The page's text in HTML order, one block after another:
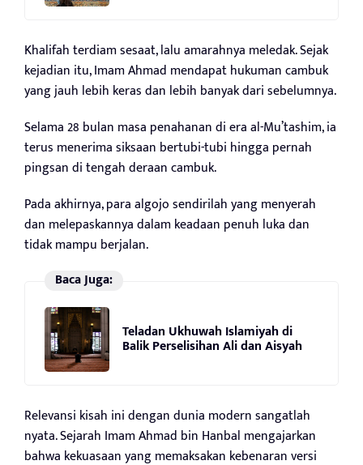
Khalifah terdiam sesaat, lalu amarahnya meledak. Sejak
kejadian itu, Imam Ahmad mendapat hukuman cambuk
yang jauh lebih keras dan lebih banyak dari sebelumnya.
Selama 28 bulan masa penahanan di era al-Mu’tashim, ia
terus menerima siksaan bertubi-tubi hingga pernah
pingsan di tengah deraan cambuk.
Pada akhirnya, para algojo sendirilah yang menyerah
dan melepaskannya dalam keadaan penuh luka dan
tidak mampu berjalan.
Baca Juga:
Teladan Ukhuwah Islamiyah di
Balik Perselisihan Ali dan Aisyah
Relevansi kisah ini dengan dunia modern sangatlah
nyata. Sejarah Imam Ahmad bin Hanbal mengajarkan
bahwa kekuasaan yang memaksakan kebenaran versi